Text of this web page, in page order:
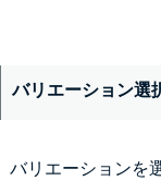
バリエーション選
バリエーションを